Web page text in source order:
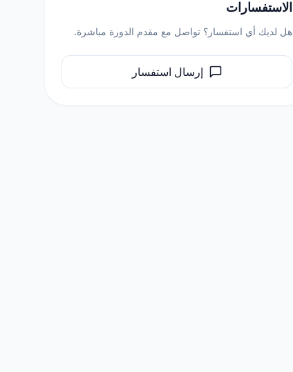
الاستفسارات
هل لديك أي استفسار؟ تواصل مع مقدم الدورة مباشرة.
إرسال استفسار